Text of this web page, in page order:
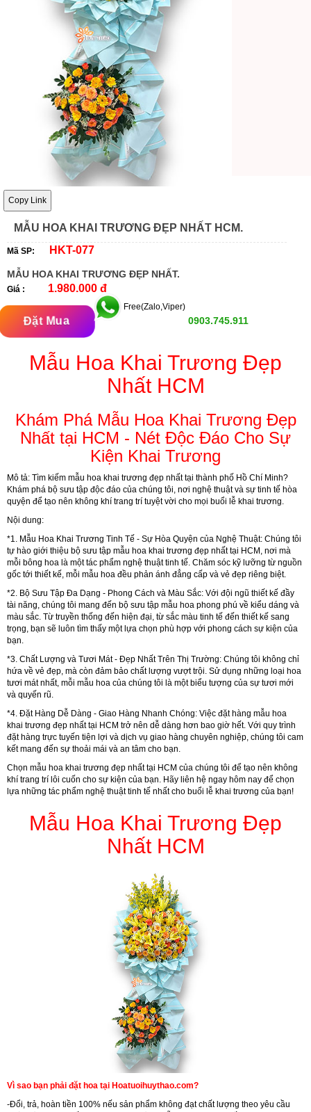
Copy Link
MẪU HOA KHAI TRƯƠNG ĐẸP NHẤT HCM.
Mã SP: HKT-077
MẪU HOA KHAI TRƯƠNG ĐẸP NHẤT.
Giá : 1.980.000 đ
Đặt Mua
Free(Zalo,Viper)
0903.745.911
Mẫu Hoa Khai Trương Đẹp
Nhất HCM
Khám Phá Mẫu Hoa Khai Trương Đẹp
Nhất tại HCM - Nét Độc Đáo Cho Sự
Kiện Khai Trương
Mô tả: Tìm kiếm mẫu hoa khai trương đẹp nhất tại thành phố Hồ Chí Minh?
Khám phá bộ sưu tập độc đáo của chúng tôi, nơi nghệ thuật và sự tinh tế hòa
quyện để tạo nên không khí trang trí tuyệt vời cho mọi buổi lễ khai trương.
Nội dung:
*1. Mẫu Hoa Khai Trương Tinh Tế - Sự Hòa Quyện của Nghệ Thuật: Chúng tôi
tự hào giới thiệu bộ sưu tập mẫu hoa khai trương đẹp nhất tại HCM, nơi mà
mỗi bông hoa là một tác phẩm nghệ thuật tinh tế. Chăm sóc kỹ lưỡng từ nguồn
gốc tới thiết kế, mỗi mẫu hoa đều phản ánh đẳng cấp và vẻ đẹp riêng biệt.
*2. Bộ Sưu Tập Đa Dạng - Phong Cách và Màu Sắc: Với đội ngũ thiết kế đầy
tài năng, chúng tôi mang đến bộ sưu tập mẫu hoa phong phú về kiểu dáng và
màu sắc. Từ truyền thống đến hiện đại, từ sắc màu tinh tế đến thiết kế sang
trọng, bạn sẽ luôn tìm thấy một lựa chọn phù hợp với phong cách sự kiện của
bạn.
*3. Chất Lượng và Tươi Mát - Đẹp Nhất Trên Thị Trường: Chúng tôi không chỉ
hứa về vẻ đẹp, mà còn đảm bảo chất lượng vượt trội. Sử dụng những loại hoa
tươi mát nhất, mỗi mẫu hoa của chúng tôi là một biểu tượng của sự tươi mới
và quyến rũ.
*4. Đặt Hàng Dễ Dàng - Giao Hàng Nhanh Chóng: Việc đặt hàng mẫu hoa
khai trương đẹp nhất tại HCM trở nên dễ dàng hơn bao giờ hết. Với quy trình
đặt hàng trực tuyến tiện lợi và dịch vụ giao hàng chuyên nghiệp, chúng tôi cam
kết mang đến sự thoải mái và an tâm cho bạn.
Chọn mẫu hoa khai trương đẹp nhất tại HCM của chúng tôi để tạo nên không
khí trang trí lôi cuốn cho sự kiện của bạn. Hãy liên hệ ngay hôm nay để chọn
lựa những tác phẩm nghệ thuật tinh tế nhất cho buổi lễ khai trương của bạn!
Mẫu Hoa Khai Trương Đẹp
Nhất HCM
Vì sao bạn phải đặt hoa tại Hoatuoihuythao.com?
-Đổi, trả, hoàn tiền 100% nếu sản phẩm không đạt chất lượng theo yêu cầu